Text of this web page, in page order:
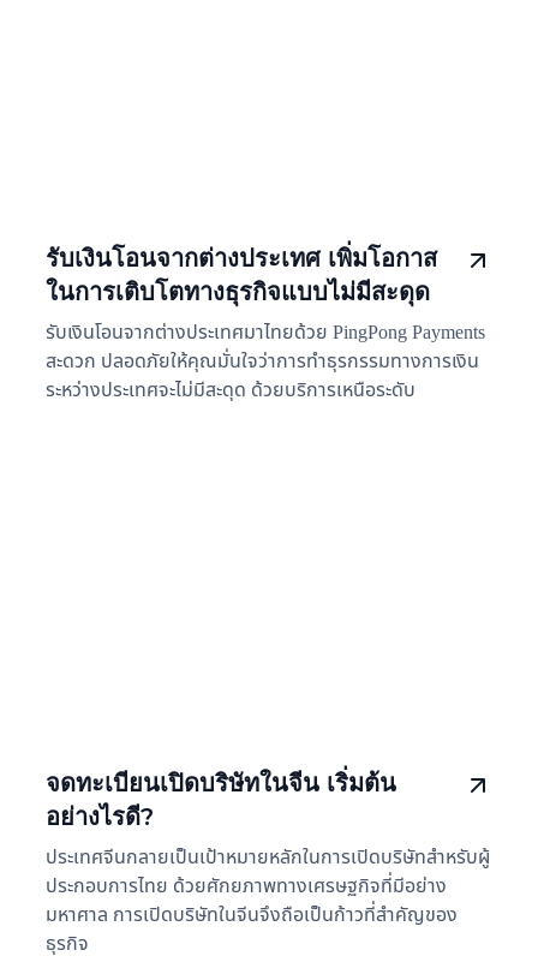
รับเงินโอนจากต่างประเทศ เพิ่มโอกาส
ในการเติบโตทางธุรกิจแบบไม่มีสะดุด
รับเงินโอนจากต่างประเทศมาไทยด้วย PingPong Payments
สะดวก ปลอดภัยให้คุณมั่นใจว่าการทำธุรกรรมทางการเงิน
ระหว่างประเทศจะไม่มีสะดุด ด้วยบริการเหนือระดับ
จดทะเบียนเปิดบริษัทในจีน เริ่มต้น
อย่างไรดี?
ประเทศจีนกลายเป็นเป้าหมายหลักในการเปิดบริษัทสำหรับผู้
ประกอบการไทย ด้วยศักยภาพทางเศรษฐกิจที่มีอย่าง
มหาศาล การเปิดบริษัทในจีนจึงถือเป็นก้าวที่สำคัญของ
ธุรกิจ